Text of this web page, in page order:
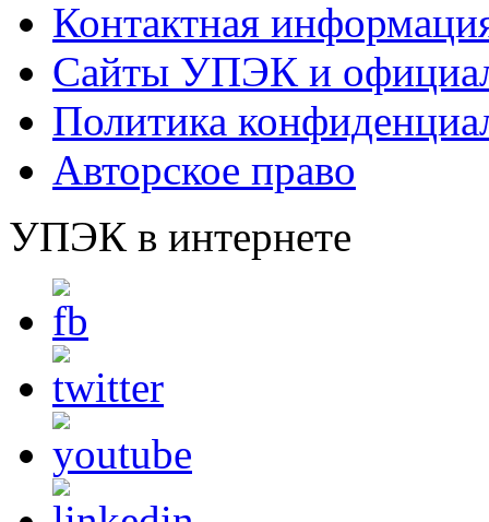
Контактная
Сайты УПЭК и
Политика
Авторское право
УПЭК в интернете